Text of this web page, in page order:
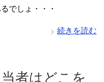
でしょ・・・
続きを読む
者はどこを